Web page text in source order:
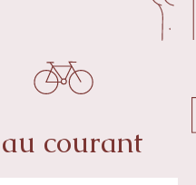
courant